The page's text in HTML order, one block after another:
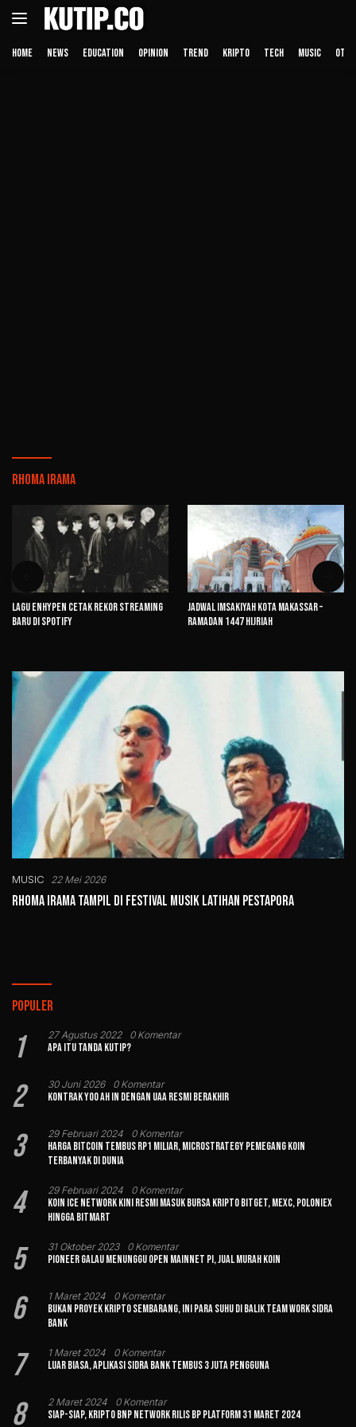
Langsung
HOME NEWS EDUCATION OPINION TREND KRIPTO TECH MUSIC
Rhoma Irama
Lagu ENHYPEN Cetak Rekor Streaming
Baru di Spotify
Jadwal Imsakiyah Kota Makassar –
Ramadan 1447 Hijriah
MUSIC 22 Mei 2026
Rhoma Irama Tampil di Festival Musik Latihan Pestapora
Populer
1 27 Agustus 2022 0 Komentar
Apa Itu Tanda Kutip?
2 30 Juni 2026 0 Komentar
Kontrak Yoo Ah In dengan UAA Resmi Berakhir
3 29 Februari 2024 0 Komentar
Harga Bitcoin Tembus Rp1 Miliar, MicroStrategy Pemegang Koin
Terbanyak di Dunia
4 29 Februari 2024 0 Komentar
Koin Ice Network Kini Resmi Masuk Bursa Kripto Bitget, MEXC, Poloniex
hingga BitMart
5 31 Oktober 2023 0 Komentar
Pioneer Galau Menunggu Open Mainnet Pi, Jual Murah Koin
6 1 Maret 2024 0 Komentar
Bukan Proyek Kripto Sembarang, Ini Para Suhu di Balik Team Work Sidra
Bank
7 1 Maret 2024 0 Komentar
Luar Biasa, Aplikasi Sidra Bank Tembus 3 Juta Pengguna
8 2 Maret 2024 0 Komentar
Siap-siap, Kripto BNP Network Rilis BP Platform 31 Maret 2024